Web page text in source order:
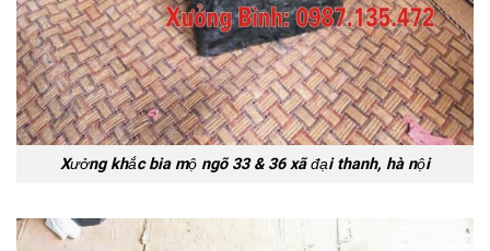
Xưởng khắc bia mộ ngõ 33 & 36 xã đại thanh, hà nội